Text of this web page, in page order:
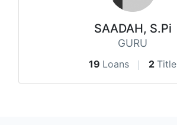
SAADAH, S.Pi
GURU
19 Loans 2 Title